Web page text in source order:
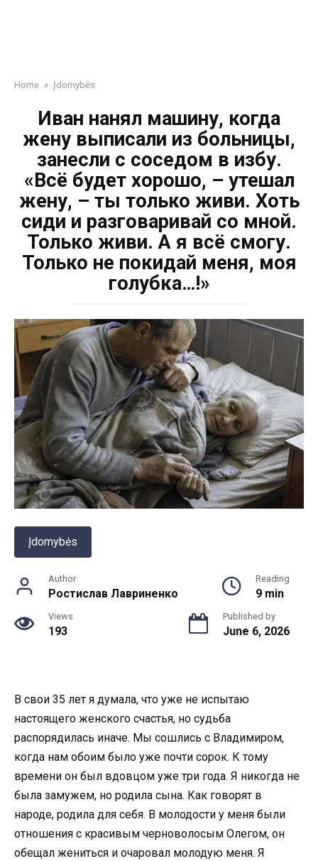
Home » Įdomybės
Иван нанял машину, когда
жену выписали из больницы,
занесли с соседом в избу.
«Всё будет хорошо, – утешал
жену, – ты только живи. Хоть
сиди и разговаривай со мной.
Только живи. А я всё смогу.
Только не покидай меня, моя
голубка…!»
Įdomybės
Author
Ростислав Лавриненко
Reading
9 min
Views
193
Published by
June 6, 2026
В свои 35 лет я думала, что уже не испытаю
настоящего женского счастья, но судьба
распорядилась иначе. Мы сошлись с Владимиром,
когда нам обоим было уже почти сорок. К тому
времени он был вдовцом уже три года. Я никогда не
была замужем, но родила сына. Как говорят в
народе, родила для себя. В молодости у меня были
отношения с красивым черноволосым Олегом, он
обещал жениться и очаровал молодую меня. Я